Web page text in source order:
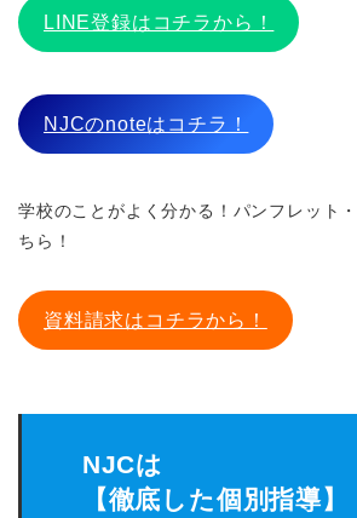
LINE登録はコチラから！
NJCのnoteはコチラ！
学校のことがよく分かる！パンフレット
ちら！
資料請求はコチラから！
NJCは
【徹底した個別指導】